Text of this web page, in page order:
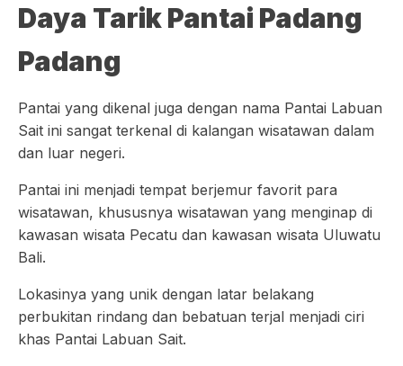
Daya Tarik Pantai Padang
Padang
Pantai yang dikenal juga dengan nama Pantai Labuan
Sait ini sangat terkenal di kalangan wisatawan dalam
dan luar negeri.
Pantai ini menjadi tempat berjemur favorit para
wisatawan, khususnya wisatawan yang menginap di
kawasan wisata Pecatu dan kawasan wisata Uluwatu
Bali.
Lokasinya yang unik dengan latar belakang
perbukitan rindang dan bebatuan terjal menjadi ciri
khas Pantai Labuan Sait.